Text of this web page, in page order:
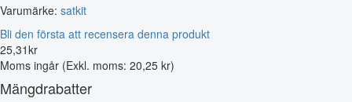
Varumärke: satkit
Bli den första att recensera denna produkt
25,31kr
Moms ingår (Exkl. moms: 20,25 kr)
Mängdrabatter